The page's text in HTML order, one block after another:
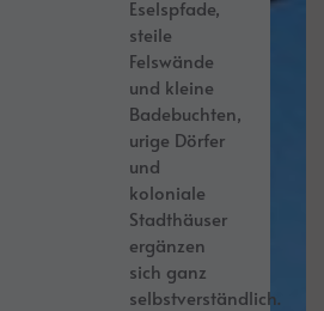
Eselspfade,
steile
Felswände
und kleine
Badebuchten,
urige Dörfer
und
koloniale
Stadthäuser
ergänzen
sich ganz
selbstverständlich.